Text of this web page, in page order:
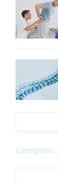
Carregando...